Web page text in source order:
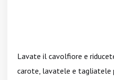
Lavate il cavolfiore e
carote, lavatele e tagliatele